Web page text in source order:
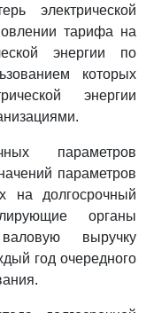
электрической
тарифа на
энергии по
которых
энергии
параметров
параметров
на долгосрочный
органы
выручку
год очередного